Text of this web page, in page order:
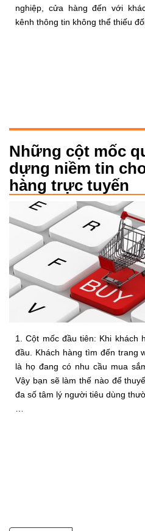
nghiệp, cửa hàng đến với
kênh thông tin không thể thiếu
Những cột mốc
dựng niềm tin
hàng trực tuyến
1. Cột mốc đầu tiên: Khi khách
đầu. Khách hàng tìm đến trang
là họ đang có nhu cầu mua
Vậy bạn sẽ làm thế nào để
đa số tâm lý người tiêu dùng
P